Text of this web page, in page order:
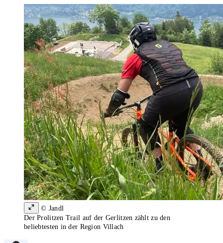
© Jandl
Der Prolitzen Trail auf der Gerlitzen zählt zu den
beliebtesten in der Region Villach